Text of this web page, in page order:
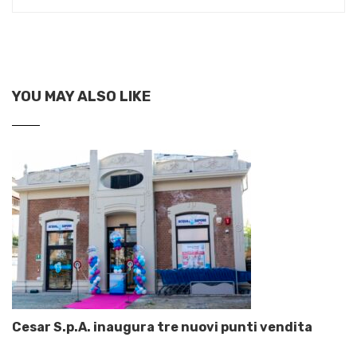
YOU MAY ALSO LIKE
Cesar S.p.A. inaugura tre nuovi punti vendita